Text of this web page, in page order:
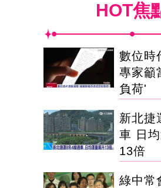
HOT焦
數位時
專家籲
負荷'
新北捷
車 日
13倍
綠中常